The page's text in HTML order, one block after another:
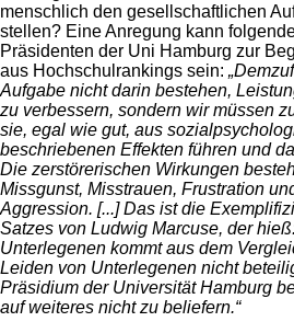
menschlich den gesellschaftlichen
stellen? Eine Anregung kann
Präsidenten der Uni Hamburg zur
aus Hochschulrankings sein:
Aufgabe nicht darin bestehen,
zu verbessern, sondern wir müssen
sie, egal wie gut, aus
beschriebenen Effekten führen und
Die zerstörerischen Wirkungen
Missgunst, Misstrauen, Frustration
Aggression. [...] Das ist die
Satzes von Ludwig Marcuse, der
Unterlegenen kommt aus dem
Leiden von Unterlegenen nicht
Präsidium der Universität Hamburg
auf weiteres nicht zu beliefern.“